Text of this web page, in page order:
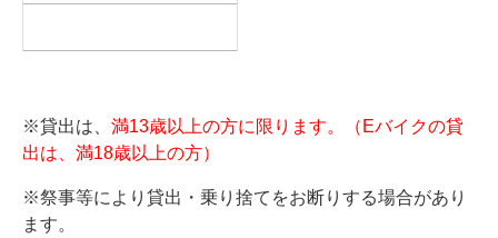
※貸出は、 満13歳以上の方に限ります。
（Eバイクの貸
出は、満18歳以上の方）
※祭事等により貸出・乗り捨てをお断りする場合があり
ます。